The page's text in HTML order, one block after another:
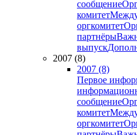
сообщение
комитет
оргкомитет
партнёры
выпуск
2007 (8)
2007 (8)
Первое
сообщение
комитет
оргкомитет